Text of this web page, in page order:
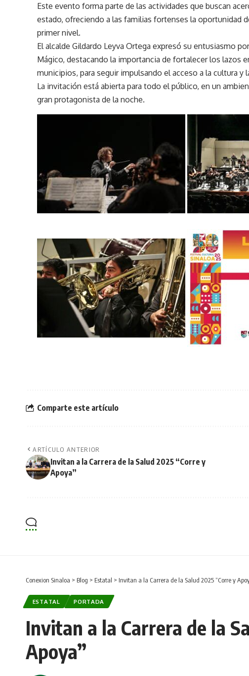
Este evento forma parte de las actividades que buscan
estado, ofreciendo a las familias fortenses la oportunidad
primer nivel.
El alcalde Gildardo Leyva Ortega expresó su entusiasmo
Mágico, destacando la importancia de fortalecer los lazos
municipios, para seguir impulsando el acceso a la cultura y
La invitación está abierta para todo el público, en un
gran protagonista de la noche.
Comparte este artículo
ARTÍCULO ANTERIOR
Invitan a la Carrera de la Salud 2025 “Corre y
Apoya”
Conexion Sinaloa > Blog > Estatal > Invitan a la Carrera de la Salud 2025 “Corre y
ESTATAL PORTADA
Invitan a la Carrera de la
Apoya”